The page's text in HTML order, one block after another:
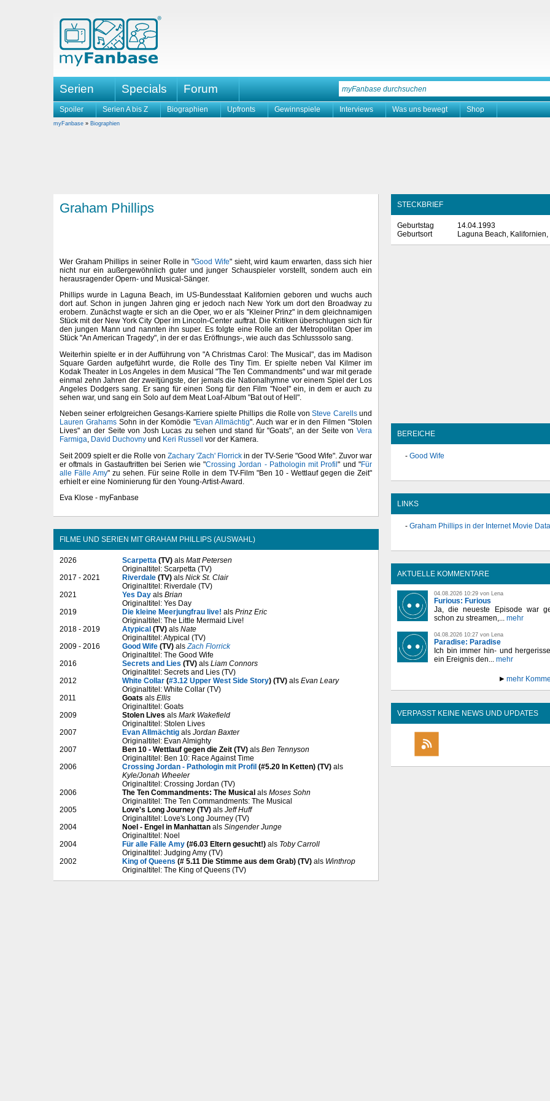
Serien Specials Forum
Spoiler Serien A bis Z Biographien Upfronts Gewinnspiele Interviews Was uns bewegt Shop
myFanbase » Biographien
Graham Phillips
Wer Graham Phillips in seiner Rolle in "Good Wife" sieht, wird kaum erwarten, dass sich hier
nicht nur ein außergewöhnlich guter und junger Schauspieler vorstellt, sondern auch ein
herausragender Opern- und Musical-Sänger.
Phillips wurde in Laguna Beach, im US-Bundesstaat Kalifornien geboren und wuchs auch
dort auf. Schon in jungen Jahren ging er jedoch nach New York um dort den Broadway zu
erobern. Zunächst wagte er sich an die Oper, wo er als "Kleiner Prinz" in dem gleichnamigen
Stück mit der New York City Oper im Lincoln-Center auftrat. Die Kritiken überschlugen sich für
den jungen Mann und nannten ihn super. Es folgte eine Rolle an der Metropolitan Oper im
Stück "An American Tragedy", in der er das Eröffnungs-, wie auch das Schlusssolo sang.
Weiterhin spielte er in der Aufführung von "A Christmas Carol: The Musical", das im Madison
Square Garden aufgeführt wurde, die Rolle des Tiny Tim. Er spielte neben Val Kilmer im
Kodak Theater in Los Angeles in dem Musical "The Ten Commandments" und war mit gerade
einmal zehn Jahren der zweitjüngste, der jemals die Nationalhymne vor einem Spiel der Los
Angeles Dodgers sang. Er sang für einen Song für den Film "Noel" ein, in dem er auch zu
sehen war, und sang ein Solo auf dem Meat Loaf-Album "Bat out of Hell".
Neben seiner erfolgreichen Gesangs-Karriere spielte Phillips die Rolle vonSteve Carellsund
Lauren GrahamsSohn in der Komödie "Evan Allmächtig". Auch war er in den Filmen "Stolen
Lives" an der Seite von Josh Lucas zu sehen und stand für "Goats", an der Seite von Vera
Farmiga, David Duchovny und Keri Russell
vor der Kamera.
Seit 2009 spielt er die Rolle von Zachary 'Zach' Florrick in der TV-Serie "Good Wife". Zuvor war
er oftmals in Gastauftritten bei Serien wie "Crossing Jordan - Pathologin mit Profil" und "Für
alle Fälle Amy" zu sehen. Für seine Rolle in dem TV-Film "Ben 10 - Wettlauf gegen die Zeit"
erhielt er eine Nominierung für den Young-Artist-Award.
Eva Klose - myFanbase
FILME UND SERIEN MIT GRAHAM PHILLIPS (AUSWAHL)
2026 Scarpetta (TV) als Matt Petersen
Originaltitel: Scarpetta (TV)
2017 - 2021
Riverdale (TV) als Nick St. Clair
Originaltitel: Riverdale (TV)
2021
Yes Day als Brian
Originaltitel: Yes Day
2019
Die kleine Meerjungfrau live! als Prinz Eric
Originaltitel: The Little Mermaid Live!
2018 - 2019
Atypical (TV) als Nate
Originaltitel: Atypical (TV)
2009 - 2016
Good Wife (TV) alsZach Florrick
Originaltitel: The Good Wife
2016
Secrets and Lies (TV) als Liam Connors
Originaltitel: Secrets and Lies (TV)
2012
White Collar (#3.12 Upper West Side Story) (TV) als Evan Leary
Originaltitel: White Collar (TV)
2011
Goats als Ellis
Originaltitel: Goats
2009
Stolen Lives als Mark Wakefield
Originaltitel: Stolen Lives
2007
Evan Allmächtig als Jordan Baxter
Originaltitel: Evan Almighty
2007
Ben 10 - Wettlauf gegen die Zeit (TV) als Ben Tennyson
Originaltitel: Ben 10: Race Against Time
2006
Crossing Jordan - Pathologin mit Profil (#5.20 In Ketten) (TV) als
Kyle/Jonah Wheeler
Originaltitel: Crossing Jordan (TV)
2006
The Ten Commandments: The Musical als Moses Sohn
Originaltitel: The Ten Commandments: The Musical
2005
Love's Long Journey (TV) als Jeff Huff
Originaltitel: Love's Long Journey (TV)
2004
Noel - Engel in Manhattan als Singender Junge
Originaltitel: Noel
2004
Für alle Fälle Amy (#6.03 Eltern gesucht!) als Toby Carroll
Originaltitel: Judging Amy (TV)
2002
King of Queens (# 5.11 Die Stimme aus dem Grab) (TV) als Winthrop
Originaltitel: The King of Queens (TV)
STECKBRIEF
Geburtstag
14.04.1993
Geburtsort
Laguna Beach, Kalifornien,
BEREICHE
Good Wife
LINKS
Graham Phillips in der Internet Movie
AKTUELLE KOMMENTARE
04.08.2026 10:29 von Lena
Furious: Furious
Ja, die neueste Episode war
schon zu streamen,... mehr
04.08.2026 10:27 von Lena
Paradise: Paradise
Ich bin immer hin- und
ein Ereignis den... mehr
mehr
VERPASST KEINE NEWS UND UPDATES